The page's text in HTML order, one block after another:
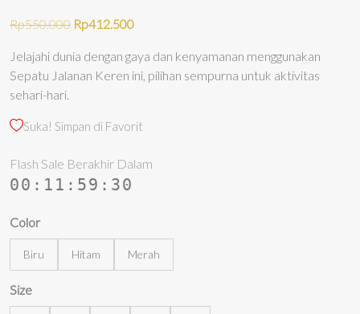
Rp550.000 Harga
adalah:
Rp550.000.
Rp412.500Harga
ini
adalah:
Jelajahi dunia dengan gaya dan kenyamanan menggunakan
Sepatu Jalanan Keren ini, pilihan sempurna untuk aktivitas
sehari-hari.
Suka! Simpan di Favorit
Flash Sale Berakhir Dalam
00 : 11 : 59 : 29
Color
Biru Hitam Merah
Size